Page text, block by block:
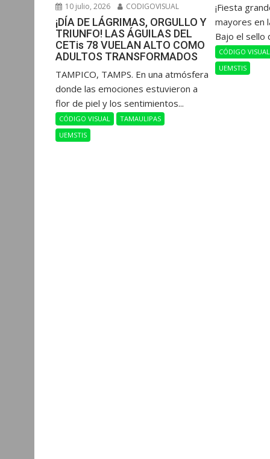
10 julio, 2026 CODIGOVISUAL
¡DÍA DE LÁGRIMAS, ORGULLO Y
TRIUNFO! LAS ÁGUILAS DEL
CETis 78 VUELAN ALTO COMO
ADULTOS TRANSFORMADOS
​TAMPICO, TAMPS. En una atmósfera
donde las emociones estuvieron a
flor de piel y los sentimientos...
CÓDIGO VISUAL
TAMAULIPAS
UEMSTIS
​¡Fiesta
mayores en
Bajo el sello
CÓDIGO VISUAL
UEMSTIS